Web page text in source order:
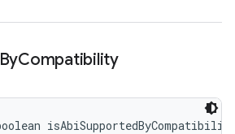
Compatibility